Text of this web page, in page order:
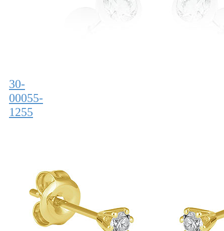
30-
00055-
1255